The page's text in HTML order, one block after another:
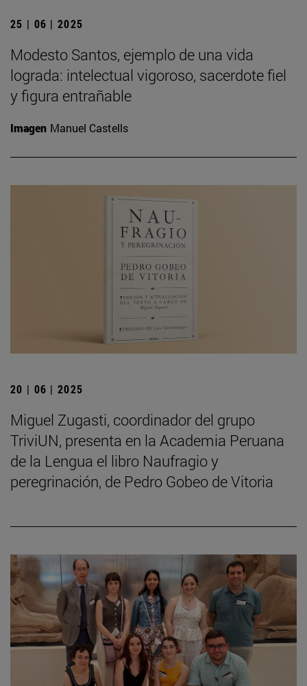
25 | 06 | 2025
Modesto Santos, ejemplo de una vida
lograda: intelectual vigoroso, sacerdote fiel
y figura entrañable
Imagen Manuel Castells
20 | 06 | 2025
Miguel Zugasti, coordinador del grupo
TriviUN, presenta en la Academia Peruana
de la Lengua el libro Naufragio y
peregrinación, de Pedro Gobeo de Vitoria